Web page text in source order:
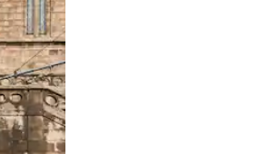
glisser.